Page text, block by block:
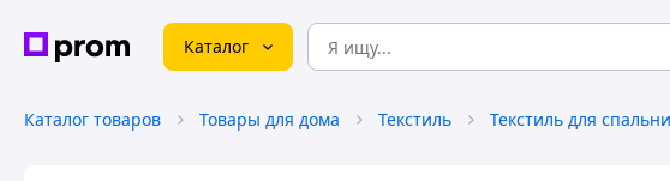
Каталог
Каталог товаров Товары для дома Текстиль Текстиль для спальни